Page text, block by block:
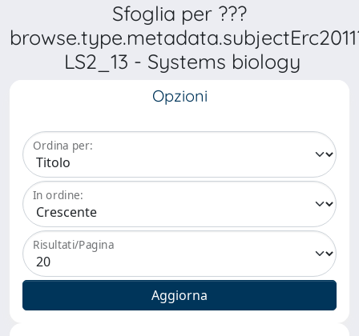
Sfoglia per ???
LS2_13 - Systems biology
Opzioni
Ordina per:
In ordine:
Risultati/Pagina